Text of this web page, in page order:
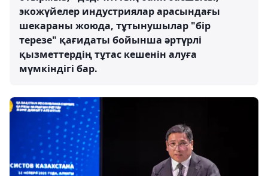
экожүйелер индустриялар арасындағы
шекараны жоюда, тұтынушылар "бір
терезе" қағидаты бойынша әртүрлі
қызметтердің тұтас кешенін алуға
мүмкіндігі бар.